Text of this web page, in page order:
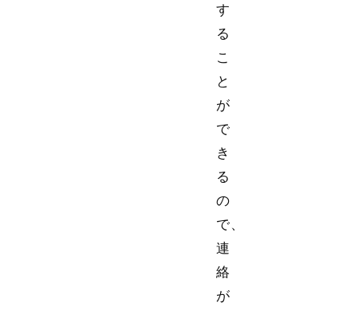
す
る
こ
と
が
で
き
る
の
で、
連
絡
が